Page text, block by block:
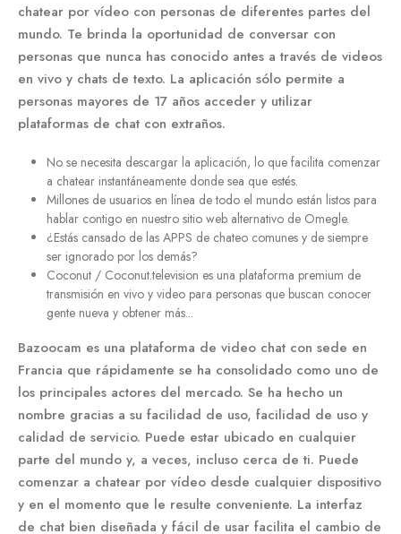
chatear por vídeo con personas de diferentes partes del
mundo. Te brinda la oportunidad de conversar con
personas que nunca has conocido antes a través de videos
en vivo y chats de texto. La aplicación sólo permite a
personas mayores de 17 años acceder y utilizar
plataformas de chat con extraños.
No se necesita descargar la aplicación, lo que facilita comenzar
a chatear instantáneamente donde sea que estés.
Millones de usuarios en línea de todo el mundo están listos para
hablar contigo en nuestro sitio web alternativo de Omegle.
¿Estás cansado de las APPS de chateo comunes y de siempre
ser ignorado por los demás?
Coconut / Coconut.television es una plataforma premium de
transmisión en vivo y video para personas que buscan conocer
gente nueva y obtener más...
Bazoocam es una plataforma de video chat con sede en
Francia que rápidamente se ha consolidado como uno de
los principales actores del mercado. Se ha hecho un
nombre gracias a su facilidad de uso, facilidad de uso y
calidad de servicio. Puede estar ubicado en cualquier
parte del mundo y, a veces, incluso cerca de ti. Puede
comenzar a chatear por vídeo desde cualquier dispositivo
y en el momento que le resulte conveniente. La interfaz
de chat bien diseñada y fácil de usar facilita el cambio de